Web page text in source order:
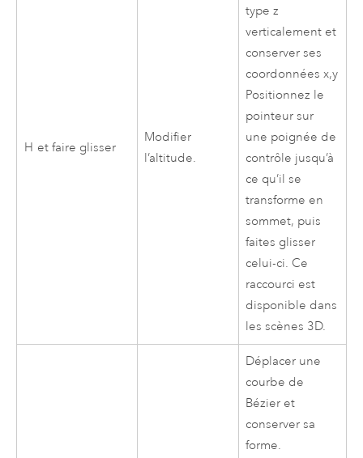
H et faire glisser
Modifier
l’altitude.
type z
verticalement et
conserver ses
coordonnées x,y
Positionnez le
pointeur sur
une poignée de
contrôle jusqu’à
ce qu’il se
transforme en
sommet, puis
faites glisser
celui-ci. Ce
raccourci est
disponible dans
les scènes 3D.
Déplacer une
courbe de
Bézier et
conserver sa
forme.